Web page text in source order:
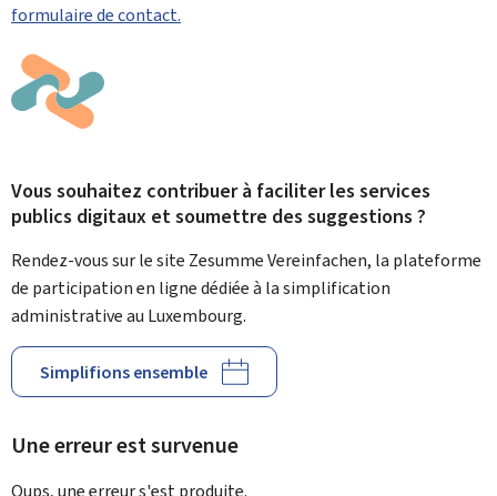
formulaire de contact.
Vous souhaitez contribuer à faciliter les services
publics digitaux et soumettre des suggestions ?
Rendez-vous sur le site Zesumme Vereinfachen, la plateforme
de participation en ligne dédiée à la simplification
administrative au Luxembourg.
Simplifions ensemble
Une erreur est survenue
Oups, une erreur s'est produite.